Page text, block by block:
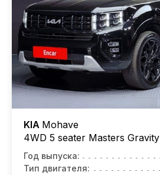
KIA Mohave
4WD 5 seater Masters Gravity
Год выпуска:
Тип двигателя: